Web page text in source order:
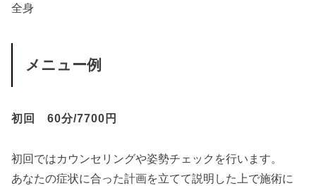
全身
メニュー例
初回 60分/7700円
初回ではカウンセリングや姿勢チェックを行います。
あなたの症状に合った計画を立てて説明した上で施術に